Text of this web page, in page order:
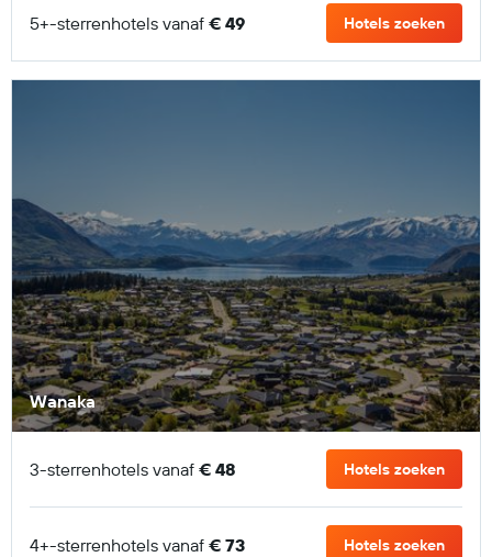
5+-sterrenhotels vanaf € 49 Hotels zoeken
Wanaka
3-sterrenhotels vanaf € 48 Hotels zoeken
4+-sterrenhotels vanaf € 73 Hotels zoeken